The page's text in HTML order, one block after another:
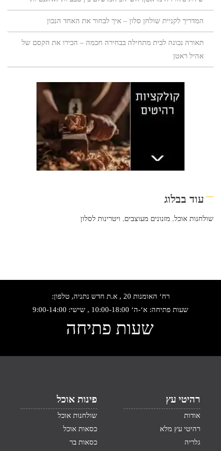
המדריך לקניית שולחן סלון – איך לבחור את האחד הנכון
תאורה נכונה לבית מתחילה בבחירה חכמה – הכירו את הקסם של
אהיל ראטן
עוד בבלוג
שולחנות אוכל, מזנונים מעוצבים, ויטרינות לסלון
רח‘ האומנות 20 , א.ת חדש נתניה, טלפון:
שעות פתיחה: א‘-ה‘ 10:00-18:00 , שישי: 9:00-14:00
שעות פתיחה
רהיטי עץ
אודות
רהיטי עץ מלא
גלריה
פינות אוכל
שולחנות אוכל
כסאות אוכל
כסאות בר